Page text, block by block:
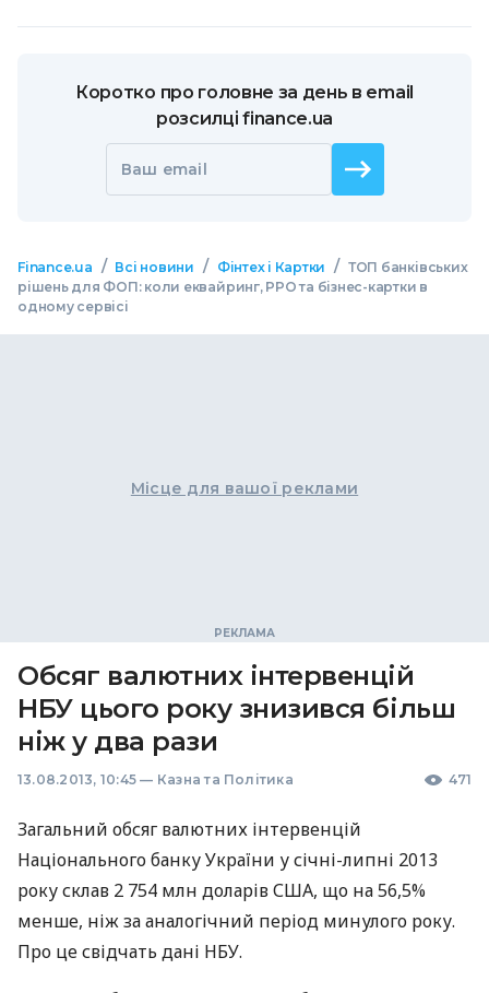
Коротко про головне за день в email
розсилці finance.ua
Ваш email
Finance.ua / Всі новини / Фінтех і Картки / ТОП банківських
рішень для ФОП: коли еквайринг, РРО та бізнес-картки в
одному сервісі
Місце для вашої реклами
Обсяг валютних інтервенцій
НБУ цього року знизився більш
ніж у два рази
13.08.2013, 10:45 — Казна та Політика 471
Загальний обсяг валютних інтервенцій
Національного банку України у січні-липні 2013
року склав 2 754 млн доларівСША, що на 56,5%
менше, ніж за аналогічний період минулого року.
Про це свідчать дані НБУ.